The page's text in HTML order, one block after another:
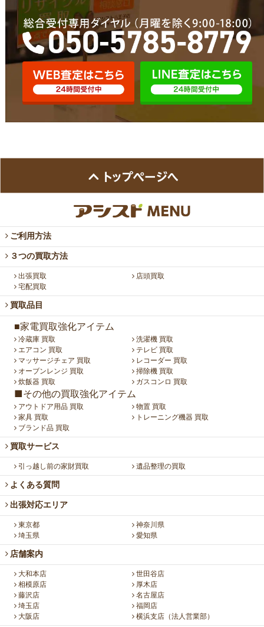
ご利用方法
３つの買取方法
出張買取
店頭買取
宅配買取
買取品目
■家電買取強化アイテム
冷蔵庫 買取
洗濯機 買取
エアコン 買取
テレビ 買取
マッサージチェア 買取
レコーダー 買取
オーブンレンジ 買取
掃除機 買取
炊飯器 買取
ガスコンロ 買取
■その他の買取強化アイテム
アウトドア用品 買取
物置 買取
家具 買取
トレーニング機器 買取
ブランド品 買取
買取サービス
引っ越し前の家財買取 遺品整理の買取
よくある質問
出張対応エリア
東京都
神奈川県
埼玉県
愛知県
店舗案内
大和本店
世田谷店
相模原店
厚木店
藤沢店
名古屋店
埼玉店
福岡店
大阪店
横浜支店（法人営業部）